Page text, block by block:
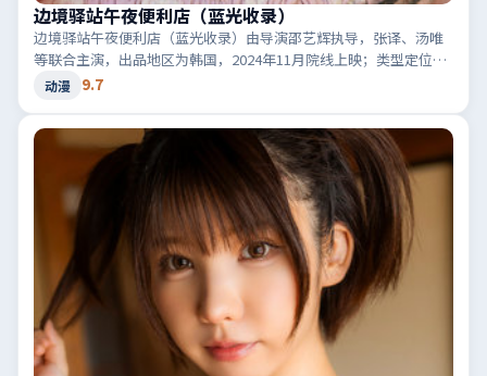
边境驿站午夜便利店（蓝光收录）
边境驿站午夜便利店（蓝光收录）由导演邵艺辉执导，张译、汤唯
等联合主演，出品地区为韩国，2024年11月院线上映；类型定位为
动漫·惊悚，音效与剪辑节奏凌厉。适合检索「韩国惊悚」「2024
动漫 9.7